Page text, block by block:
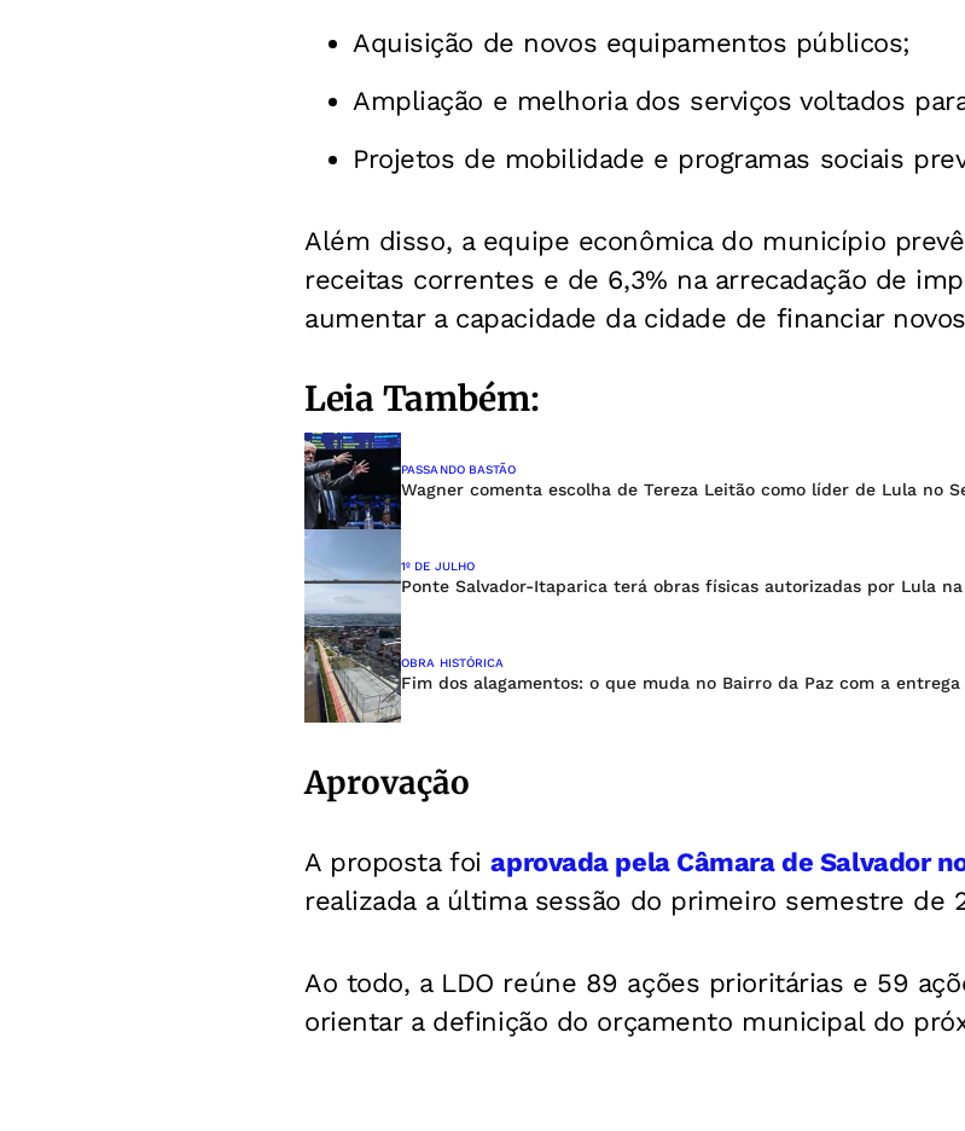
Aquisição de novos equipamentos públicos;
Ampliação e melhoria dos serviços voltados
Projetos de mobilidade e programas sociais
Além disso, a equipe econômica do município
receitas correntes e de 6,3% na arrecadação de
aumentar a capacidade da cidade de financiar
Leia Também:
PASSANDO BASTÃO
Wagner comenta escolha de Tereza Leitão como líder de Lula no
1º DE JULHO
Ponte Salvador-Itaparica terá obras físicas autorizadas por Lula
OBRA HISTÓRICA
Fim dos alagamentos: o que muda no Bairro da Paz com a
Aprovação
A proposta foiaprovada pela Câmara de Salvador
realizada a última sessão do primeiro semestre de
Ao todo, a LDO reúne 89 ações prioritárias e 59
orientar a definição do orçamento municipal do